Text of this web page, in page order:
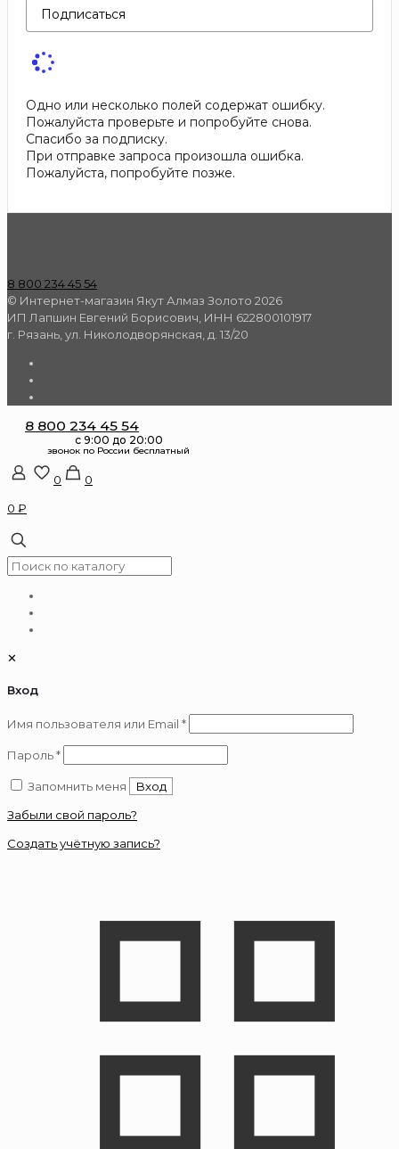
Подписаться
Одно или несколько полей содержат ошибку.
Пожалуйста проверьте и попробуйте снова.
Спасибо за подписку.
При отправке запроса произошла ошибка.
Пожалуйста, попробуйте позже.
8 800 234 45 54
© Интернет-магазин Якут Алмаз Золото 2026
ИП Лапшин Евгений Борисович, ИНН 622800101917
г. Рязань, ул. Николодворянская, д. 13/20
8 800 234 45 54
0
0
0 ₽
✕
Вход
Имя пользователя или Email *Обязательно
Пароль*Обязательно
Запомнить меня
Вход
Забыли свой пароль?
Создать учётную запись?